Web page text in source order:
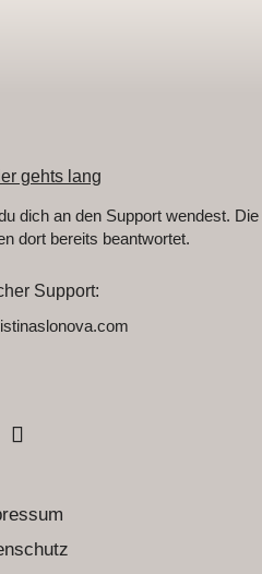
gehts lang
dich an den Support wendest. Die
dort bereits beantwortet.
Support: